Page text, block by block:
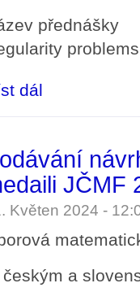
přednášky
dál
JČMF
Květen 2024 -
českým a